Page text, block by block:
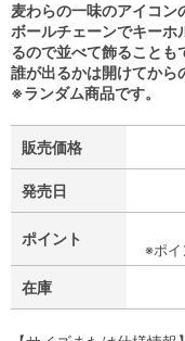
麦わらの一味のアイコン
ボールチェーンでキーホ
るので並べて飾ることも
誰が出るかは開けてから
※ランダム商品です。
販売価格
発売日
ポイント
※ポイ
在庫